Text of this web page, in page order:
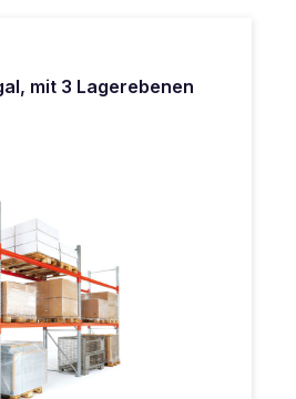
mit 3 Lagerebenen